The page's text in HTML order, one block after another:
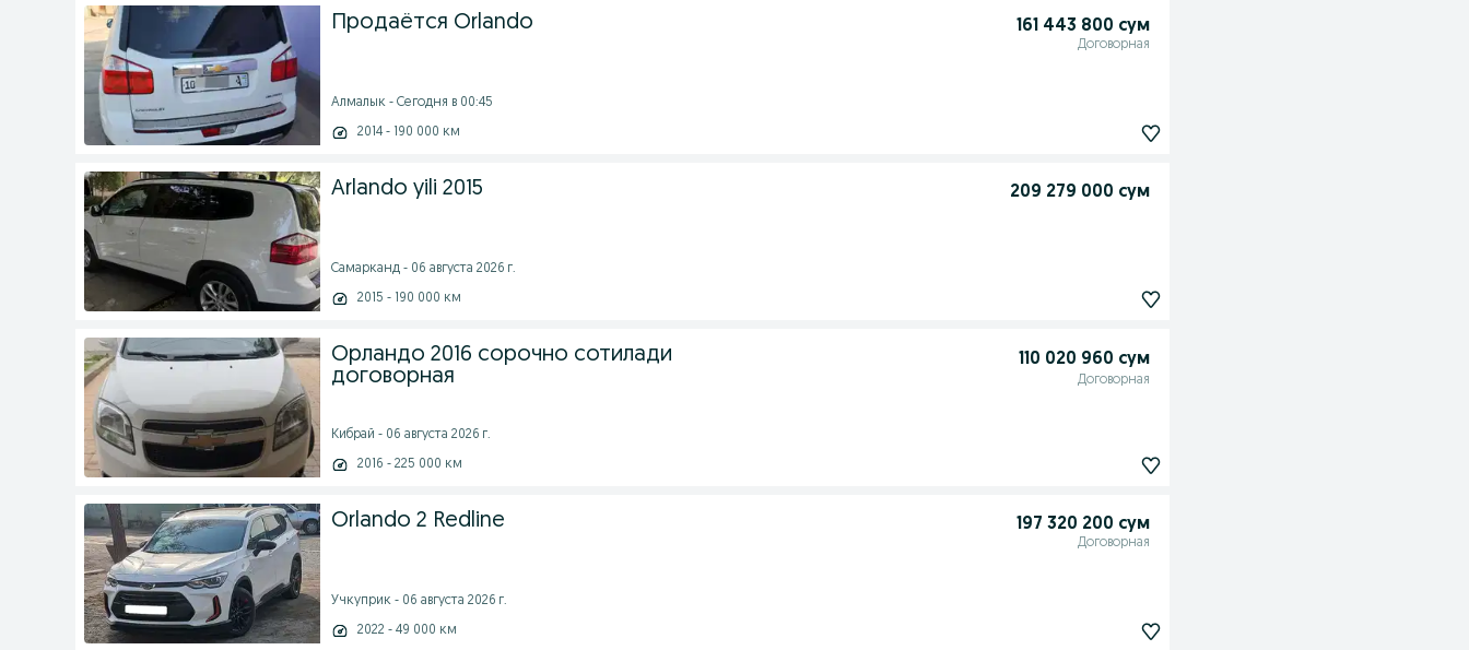
Продаётся Orlando 161 443 800 сум
Договорная
Алмалык - Сегодня в 00:45
2014 - 190 000 км
Arlando yili 2015 209 279 000 сум
Самарканд - 06 августа 2026 г.
2015 - 190 000 км
Орландо 2016 сорочно сотилади
договорная
110 020 960 сум
Договорная
Кибрай - 06 августа 2026 г.
2016 - 225 000 км
Orlando 2 Redline 197 320 200 сум
Договорная
Учкуприк - 06 августа 2026 г.
2022 - 49 000 км